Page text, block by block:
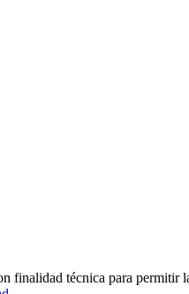
finalidad técnica para permitir